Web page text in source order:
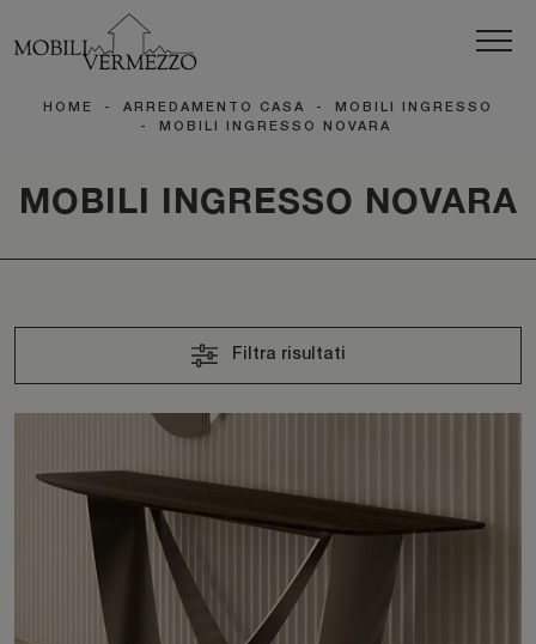
HOME - ARREDAMENTO CASA -
MOBILI INGRESSO
-
MOBILI INGRESSO NOVARA
MOBILI INGRESSO NOVARA
Filtra risultati